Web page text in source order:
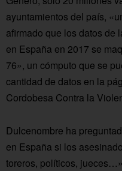
ayuntamientos del país,
afirmado que los datos de
en España en 2017 se
76», un cómputo que se
cantidad de datos en la
Cordobesa Contra la
Dulcenombre ha
en España si los
toreros, políticos,